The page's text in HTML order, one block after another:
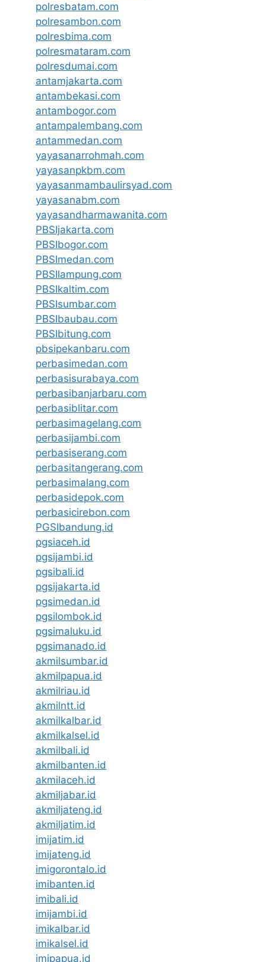
polresbatam.com
polresambon.com
polresbima.com
polresmataram.com
polresdumai.com
antamjakarta.com
antambekasi.com
antambogor.com
antampalembang.com
antammedan.com
yayasanarrohmah.com
yayasanpkbm.com
yayasanmambaulirsyad.com
yayasanabm.com
yayasandharmawanita.com
PBSIjakarta.com
PBSIbogor.com
PBSImedan.com
PBSIlampung.com
PBSIkaltim.com
PBSIsumbar.com
PBSIbaubau.com
PBSIbitung.com
pbsipekanbaru.com
perbasimedan.com
perbasisurabaya.com
perbasibanjarbaru.com
perbasiblitar.com
perbasimagelang.com
perbasijambi.com
perbasiserang.com
perbasitangerang.com
perbasimalang.com
perbasidepok.com
perbasicirebon.com
PGSIbandung.id
pgsiaceh.id
pgsijambi.id
pgsibali.id
pgsijakarta.id
pgsimedan.id
pgsilombok.id
pgsimaluku.id
pgsimanado.id
akmilsumbar.id
akmilpapua.id
akmilriau.id
akmilntt.id
akmilkalbar.id
akmilkalsel.id
akmilbali.id
akmilbanten.id
akmilaceh.id
akmiljabar.id
akmiljateng.id
akmiljatim.id
imijatim.id
imijateng.id
imigorontalo.id
imibanten.id
imibali.id
imijambi.id
imikalbar.id
imikalsel.id
imipapua.id